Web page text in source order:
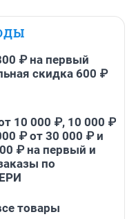
₽ на первый
скидка 600 ₽
10 000 ₽, 10 000 ₽
₽ от 30 000 ₽ и
₽ на первый и
по
товары